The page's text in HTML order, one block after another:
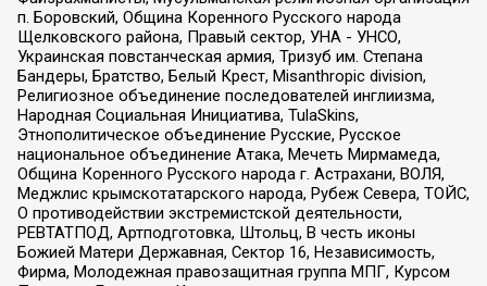
п. Боровский, Община Коренного Русского народа
Щелковского района, Правый сектор, УНА - УНСО,
Украинская повстанческая армия, Тризуб им. Степана
Бандеры, Братство, Белый Крест, Misanthropic division,
Религиозное объединение последователей инглиизма,
Народная Социальная Инициатива, TulaSkins,
Этнополитическое объединение Русские, Русское
национальное объединение Атака, Мечеть Мирмамеда,
Община Коренного Русского народа г. Астрахани, ВОЛЯ,
Меджлис крымскотатарского народа, Рубеж Севера, ТОЙС,
О противодействии экстремистской деятельности,
РЕВТАТПОД, Артподготовка, Штольц, В честь иконы
Божией Матери Державная, Сектор 16, Независимость,
Фирма, Молодежная правозащитная группа МПГ, Курсом